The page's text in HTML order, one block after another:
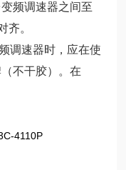
频调速器之间至
齐。
调速器时，应在使
不干胶）。在